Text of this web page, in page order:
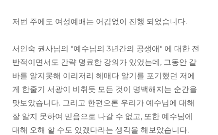
저번 주에도 여성예배는 어김없이 진행 되었습니다.
서인숙 권사님의 "예수님의 3년간의 공생애" 에 대한 전
반적이면서도 간략 명료한 강의가 있었는데, 그동안 갈
바를 알지못해 이리저리 헤매다 알기를 포기했던 저에
게 한줄기 서광이 비취듯 모든 것이 명백해지는 순간을
맛보았습니다. 그리고 한편으론 우리가 예수님에 대해
잘 알지 못하여 믿음으로 나갈 수 없고, 또한 예수님에
대해 오해 할 수도 있겠다라는 생각을 해보았습니다.